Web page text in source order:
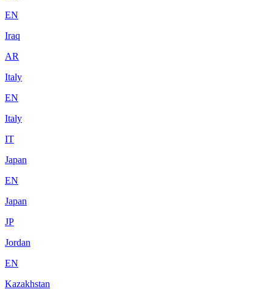
EN
Iraq
AR
Italy
EN
Italy
IT
Japan
EN
Japan
JP
Jordan
EN
Kazakhstan